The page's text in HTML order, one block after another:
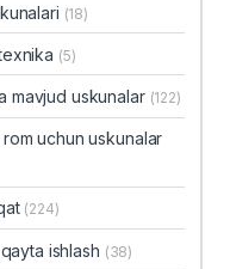
(18)
(5)
mavjud uskunalar (122)
uchun uskunalar
(224)
ishlash (38)